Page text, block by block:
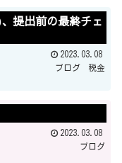
提出前の最終チェ
2023.03.08
ブログ
税金
2023.03.08
ブログ